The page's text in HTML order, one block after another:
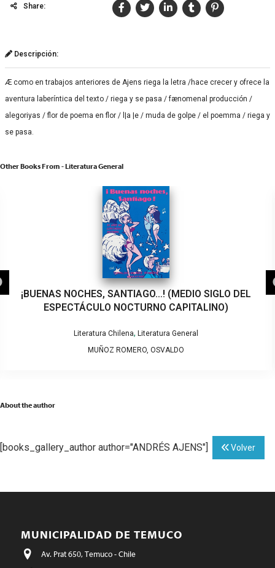
Share:
Descripción:
Æ como en trabajos anteriores de Ajens riega la letra /hace crecer y ofrece la
aventura laberíntica del texto / riega y se pasa / fænomenal producción /
alegoriyas / flor de poema en flor / l|a |e / muda de golpe / el poemma / riega y
se pasa.
Other Books From - Literatura General
¡BUENAS NOCHES, SANTIAGO…! (MEDIO SIGLO DEL
ESPECTÁCULO NOCTURNO CAPITALINO)
Literatura Chilena, Literatura General
MUÑOZ ROMERO, OSVALDO
About the author
[books_gallery_author author="ANDRÉS AJENS"] Volver
MUNICIPALIDAD DE TEMUCO
Av. Prat 650, Temuco - Chile